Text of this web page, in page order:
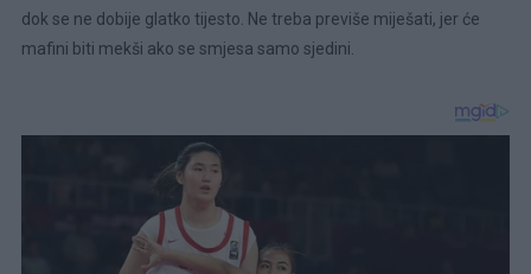
dok se ne dobije glatko tijesto. Ne treba previše miješati, jer će
mafini biti mekši ako se smjesa samo sjedini.